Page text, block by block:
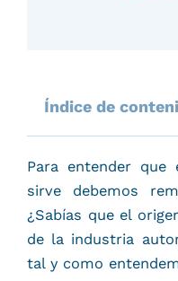
Índice de
Para entender
sirve debemos
¿Sabías que el
de la industria
tal y como